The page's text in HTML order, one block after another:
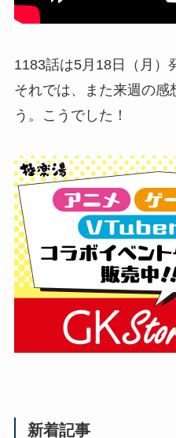
1183話は5月18日（月）
それでは、また来週の感
う。こうでした！
新着記事